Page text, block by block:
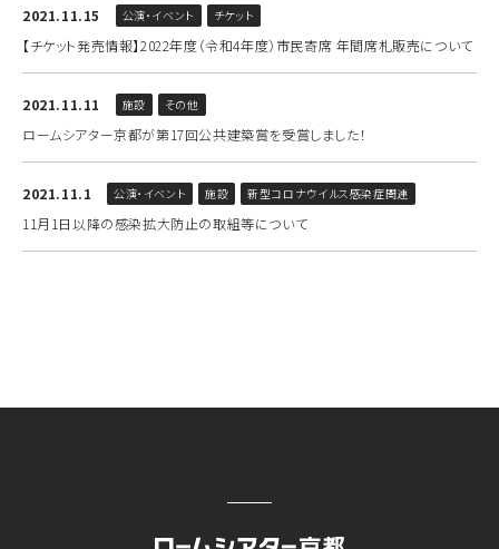
2021.11.15 公演・イベント チケット
【チケット発売情報】2022年度（令和4年度）市民寄席 年間席札販売について
2021.11.11 施設 その他
ロームシアター京都が第17回公共建築賞を受賞しました！
2021.11.1 公演・イベント 施設 新型コロナウイルス感染症関連
11月1日以降の感染拡大防止の取組等について